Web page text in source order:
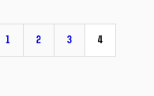
1 2 3 4